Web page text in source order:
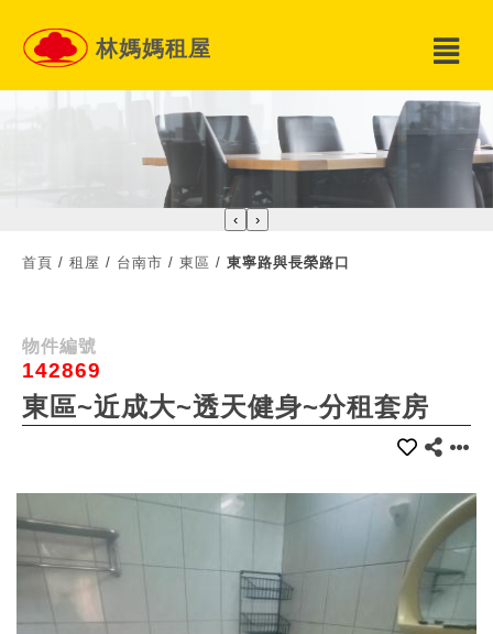
林媽媽租屋
‹ ›
首頁 / 租屋 / 台南市 / 東區 / 東寧路與長榮路口
物件編號
142869
東區~近成大~透天健身~分租套房